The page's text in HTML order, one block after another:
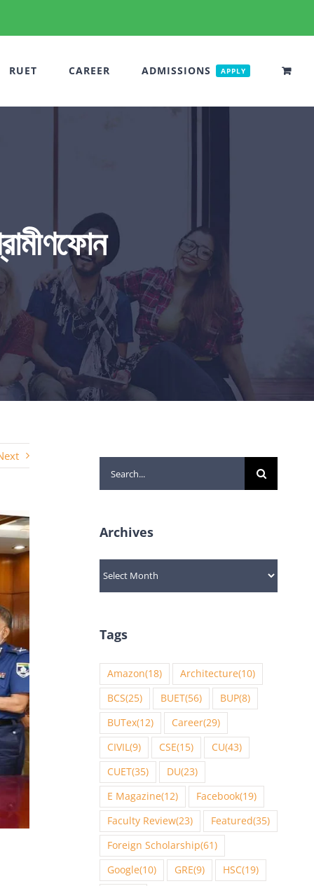
RUET CAREER ADMISSIONS APPLY
Search
for:
Archives
Archives
Tags
Amazon(18) Architecture(10)
BCS(25) BUET(56) BUP(8)
BUTex(12) Career(29)
CIVIL(9) CSE(15) CU(43)
CUET(35) DU(23)
E Magazine(12) Facebook(19)
Faculty Review(23) Featured(35)
Foreign Scholarship(61)
Google(10) GRE(9) HSC(19)